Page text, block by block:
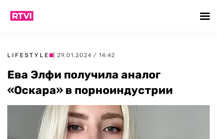
LIFESTYLE | 29.01.2024 / 14:42
Ева Элфи получила аналог
«Оскара» в порноиндустрии